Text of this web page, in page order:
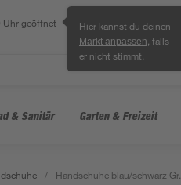
Uhr geöffnet Hier kannst du deinen
Markt anpassen , falls
er nicht stimmt.
& Sanitär Garten & Freizeit
/ Handschuhe blau/schwarz